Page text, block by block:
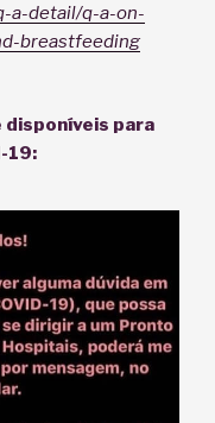
a-detail/q-a-on-
breastfeeding
para
19: